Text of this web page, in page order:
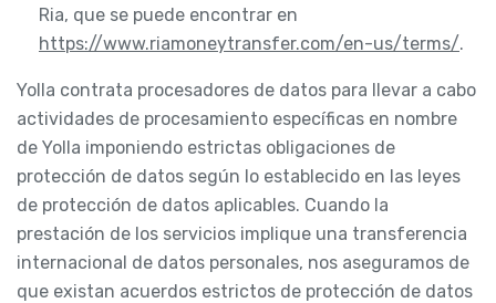
Ria, que se puede encontrar en
https://www.riamoneytransfer.com/en-us/terms/.
Yolla contrata procesadores de datos para llevar a cabo
actividades de procesamiento específicas en nombre
de Yolla imponiendo estrictas obligaciones de
protección de datos según lo establecido en las leyes
de protección de datos aplicables. Cuando la
prestación de los servicios implique una transferencia
internacional de datos personales, nos aseguramos de
que existan acuerdos estrictos de protección de datos